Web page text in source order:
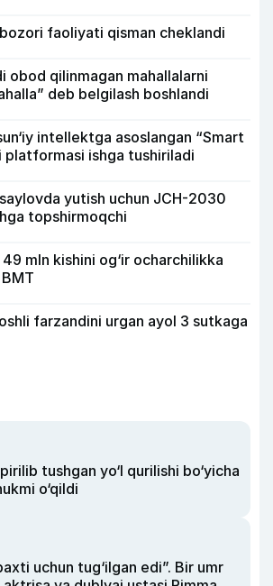
faoliyati qisman cheklandi
obod qilinmagan mahallalarni
deb belgilash boshlandi
intellektga asoslangan “Smart
platformasi ishga tushiriladi
yutish uchun JCH-2030
topshirmoqchi
mln kishini og‘ir ocharchilikka
farzandini urgan ayol 3 sutkaga
tushgan yo‘l qurilishi bo‘yicha
o‘qildi
uchun tug‘ilgan edi”. Bir umr